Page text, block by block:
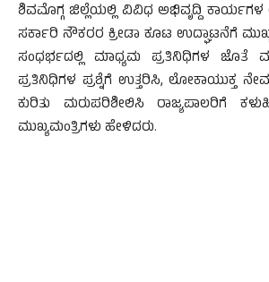
ಶಿವಮೊಗ್ಗ ಜಿಲ್ಲೆಯಲ್ಲಿ ವಿವಿಧ ಅಭಿವೃದ್ದಿ ಕಾರ್ಯಗಳ
ಸರ್ಕಾರಿ ನೌಕರರ ಕ್ರೀಡಾ ಕೂಟ ಉದ್ಘಾಟನೆಗೆ
ಸಂಧರ್ಭದಲ್ಲಿ ಮಾಧ್ಯಮ ಪ್ರತಿನಿಧಿಗಳ ಜೊತೆ
ಪ್ರತಿನಿಧಿಗಳ ಪ್ರಶ್ನೆಗೆ ಉತ್ತರಿಸಿ, ಲೋಕಾಯುಕ್ತ
ಕುರಿತು ಮರುಪರಿಶೀಲಿಸಿ ರಾಜ್ಯಪಾಲರಿಗೆ
ಮುಖ್ಯಮಂತ್ರಿಗಳು ಹೇಳಿದರು.